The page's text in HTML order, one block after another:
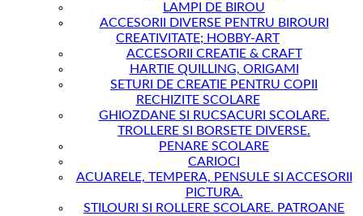
LAMPI DE BIROU
ACCESORII DIVERSE PENTRU BIROURI
CREATIVITATE; HOBBY-ART
ACCESORII CREATIE & CRAFT
HARTIE QUILLING, ORIGAMI
SETURI DE CREATIE PENTRU COPII
RECHIZITE SCOLARE
GHIOZDANE SI RUCSACURI SCOLARE.
TROLLERE SI BORSETE DIVERSE.
PENARE SCOLARE
CARIOCI
ACUARELE, TEMPERA, PENSULE SI ACCESORII
PICTURA.
STILOURI SI ROLLERE SCOLARE. PATROANE